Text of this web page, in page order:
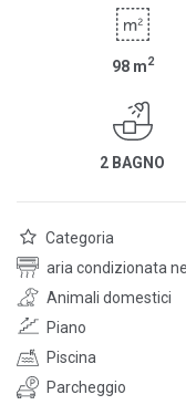
98 m2
2 BAGNO
Categoria
aria condizionata
Animali domestici
Piano
Piscina
Parcheggio